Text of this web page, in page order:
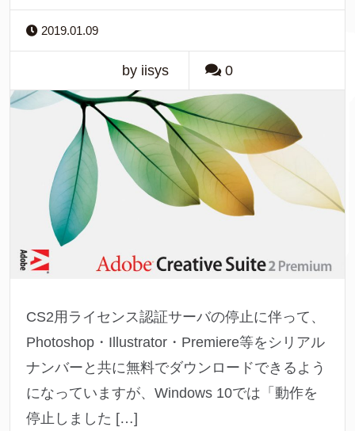
2019.01.09
by iisys 0
CS2用ライセンス認証サーバの停止に伴って、
Photoshop・Illustrator・Premiere等をシリアル
ナンバーと共に無料でダウンロードできるよう
になっていますが、Windows 10では「動作を
停止しました […]